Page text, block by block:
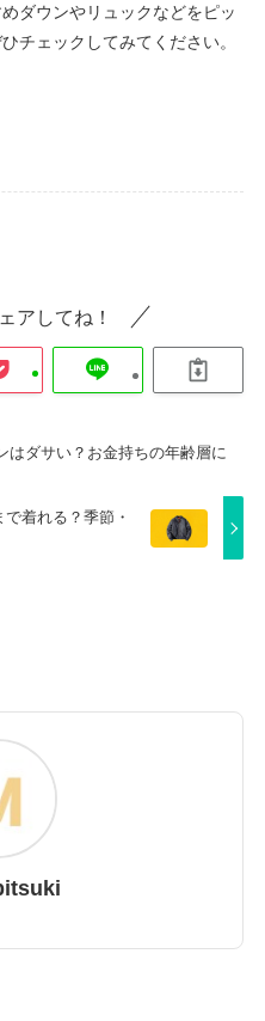
ダウンやリュックなどをピッ
チェックしてみてください。
アしてね！
はダサい？お金持ちの年齢層に
着れる？季節・